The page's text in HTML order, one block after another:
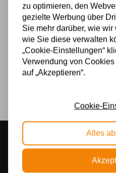
Wattzahl
Lichtquelle
Stimmungsvoller
500 m2 großes
zu optimieren, den
gezielte Werbung über
Sie mehr darüber, wie
wie Sie diese verwalten
„Cookie-Einstellungen“
Verwendung von
auf „Akzeptieren“.
Cookie-
Alles